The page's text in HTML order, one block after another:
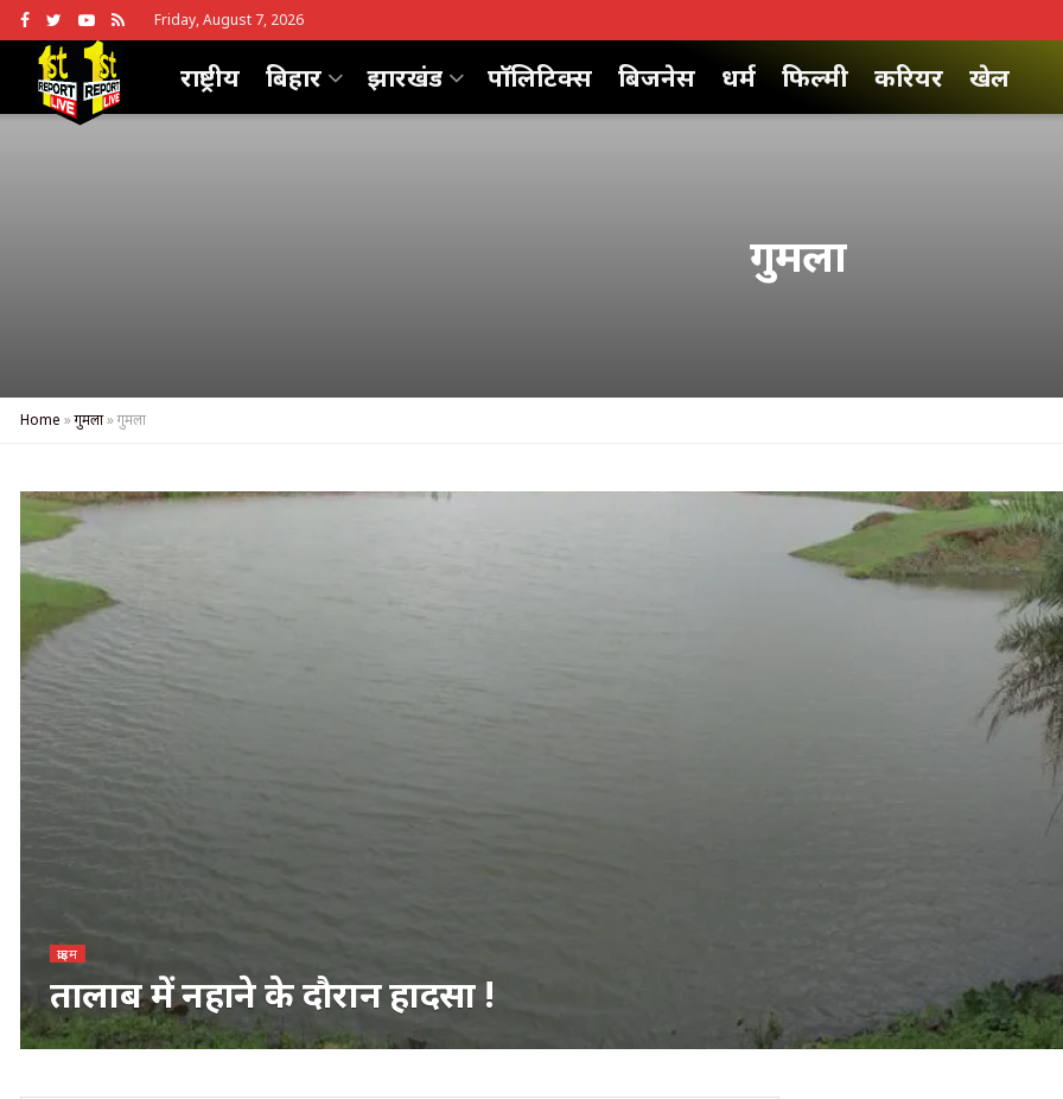
Friday, August 7, 2026
राष्ट्रीय बिहार झारखंड पॉलिटिक्स बिजनेस धर्म फिल्मी करियर खेल
गुमला
Home »गुमला»गुमला
क्राइम
तालाब में नहाने के दौरान हादसा !